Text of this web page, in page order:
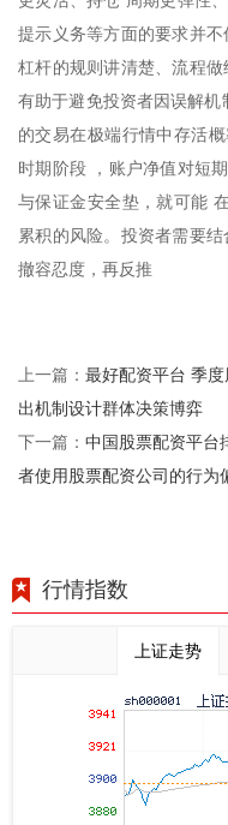
提示义务等方面的要求并
杠杆的规则讲清楚、流程
有助于避免投资者因误解
的交易在极端行情中存活
时期阶段 ，账户净值对短
与保证金安全垫，就可能
累积的风险。投资者需要
撤容忍度，再反推
上一篇： 最好配资平台 季
出机制设计群体决策博弈
下一篇： 中国股票配资平台
者使用股票配资公司的行为
行情指数
上证走势